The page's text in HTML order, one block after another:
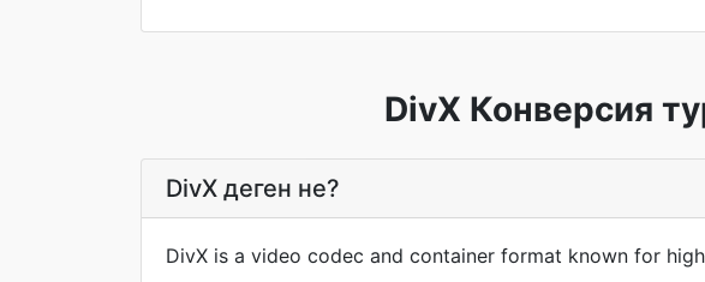
DivX Конверсия
DivX деген не?
DivX is a video codec and container format known for